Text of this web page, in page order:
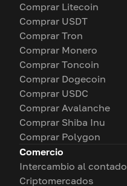
Comprar Litecoin
Comprar USDT
Comprar Tron
Comprar Monero
Comprar Toncoin
Comprar Dogecoin
Comprar USDC
Comprar Avalanche
Comprar Shiba Inu
Comprar Polygon
Comercio
Intercambio al contado
Criptomercados